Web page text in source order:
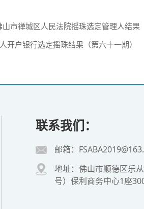
市禅城区人民法院摇珠选定管理人结果
开户银行选定摇珠结果（第六十一期）
联系我们：
邮箱：
地址：佛山市顺德区乐
号）保利商务中心1座